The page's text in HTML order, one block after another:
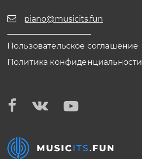
piano@musicits.fun
Пользовательское соглашение
Политика конфиденциальности